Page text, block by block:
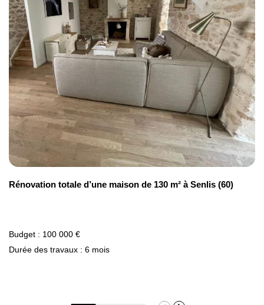
rénovation de maison à Chartres (28).
Rénovation totale d’une maison de 130 m² à Senlis (60)
Budget : 100 000 €
Durée des travaux : 6 mois